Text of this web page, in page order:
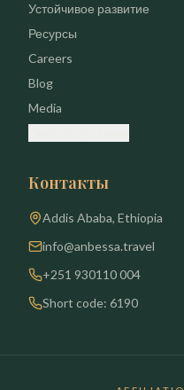
Устойчивое развитие
Ресурсы
Careers
Blog
Media
Контакты
Addis Ababa, Ethiopia
info@anbessa.travel
+251 930110 004
Short code: 6190